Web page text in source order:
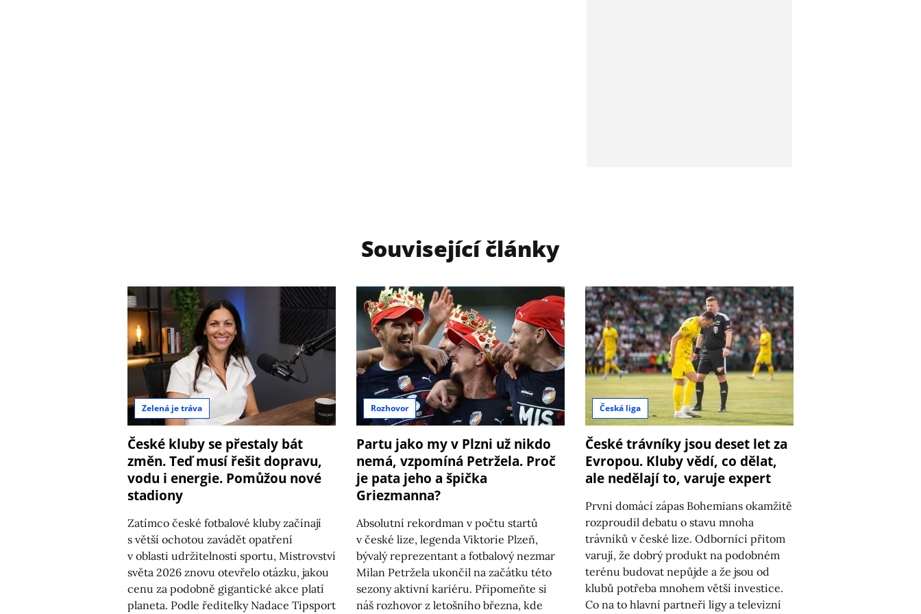
Související články
Zelená je tráva
České kluby se přestaly bát
změn. Teď musí řešit dopravu,
vodu i energie. Pomůžou nové
stadiony
Zatímco české fotbalové kluby začínají
s větší ochotou zavádět opatření
v oblasti udržitelnosti sportu, Mistrovství
světa 2026 znovu otevřelo otázku, jakou
cenu za podobně gigantické akce platí
planeta. Podle ředitelky Nadace Tipsport
Rozhovor
Partu jako my v Plzni už nikdo
nemá, vzpomíná Petržela. Proč
je pata jeho a špička
Griezmanna?
Absolutní rekordman v počtu startů
v české lize, legenda Viktorie Plzeň,
bývalý reprezentant a fotbalový nezmar
Milan Petržela ukončil na začátku této
sezony aktivní kariéru. Připomeňte si
náš rozhovor z letošního března, kde
Česká liga
České trávníky jsou deset let za
Evropou. Kluby vědí, co dělat,
ale nedělají to, varuje expert
První domácí zápas Bohemians okamžitě
rozproudil debatu o stavu mnoha
trávníků v české lize. Odbornící přitom
varují, že dobrý produkt na podobném
terénu budovat nepůjde a že jsou od
klubů potřeba mnohem větší investice.
Co na to hlavní partneři ligy a televizní